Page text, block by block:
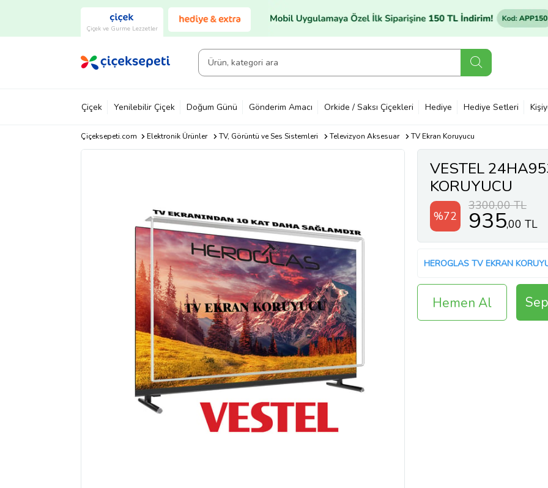
Çiçek ve Gurme Lezzetler
Çiçek Yenilebilir Çiçek Doğum Günü Gönderim Amacı Orkide / Saksı Çiçekleri Hediye Hediye Setleri
Çiçeksepeti.com Elektronik Ürünler TV, Görüntü ve Ses Sistemleri Televizyon Aksesuar TV Ekran Koruyucu
VESTEL
KORUYUCU
%72
3300,00 TL
935,00 TL
HEROGLAS TV EKRAN
Hemen Al